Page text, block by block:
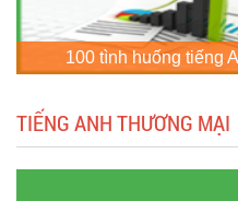
100 tình huống tiếng
TIẾNG ANH THƯƠNG MẠI